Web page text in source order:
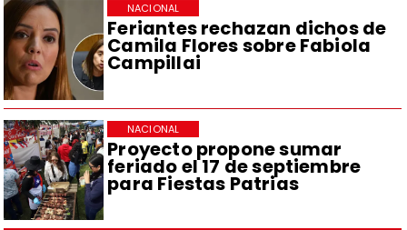
Feriantes rechazan dichos de
Camila Flores sobre Fabiola
Campillai
NACIONAL
Proyecto propone sumar
feriado el 17 de septiembre
para Fiestas Patrias
NACIONAL